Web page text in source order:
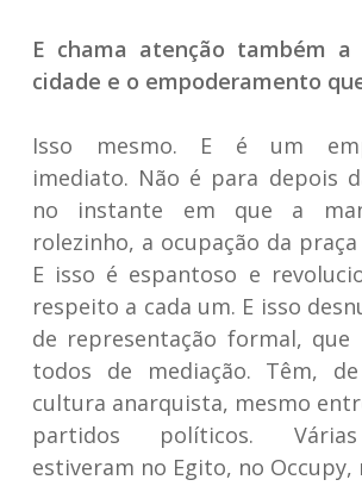
E chama atenção também a
cidade e o empoderamento
Isso mesmo. E é um
imediato. Não é para depois
no instante em que a
rolezinho, a ocupação da
E isso é espantoso e
respeito a cada um. E isso
de representação formal, que
todos de mediação. Têm,
cultura anarquista, mesmo
partidos políticos.
estiveram no Egito, no Occupy,